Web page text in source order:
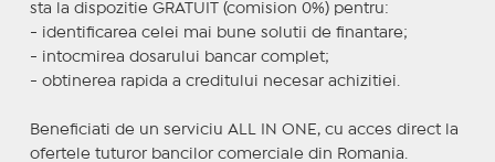
sta la dispozitie GRATUIT (comision 0%) pentru:
- identificarea celei mai bune solutii de finantare;
- intocmirea dosarului bancar complet;
- obtinerea rapida a creditului necesar achizitiei.
Beneficiati de un serviciu ALL IN ONE, cu acces direct la
ofertele tuturor bancilor comerciale din Romania.